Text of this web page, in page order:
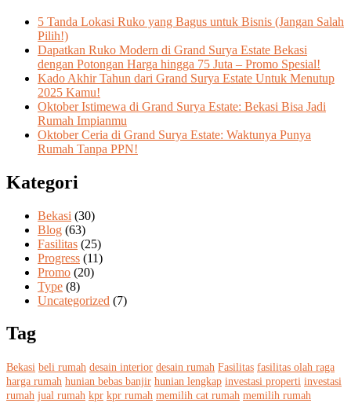
5 Tanda Lokasi Ruko yang Bagus untuk Bisnis (Jangan Salah
Pilih!)
Dapatkan Ruko Modern di Grand Surya Estate Bekasi
dengan Potongan Harga hingga 75 Juta – Promo Spesial!
Kado Akhir Tahun dari Grand Surya Estate Untuk Menutup
2025 Kamu!
Oktober Istimewa di Grand Surya Estate: Bekasi Bisa Jadi
Rumah Impianmu
Oktober Ceria di Grand Surya Estate: Waktunya Punya
Rumah Tanpa PPN!
Kategori
Bekasi (30)
Blog (63)
Fasilitas (25)
Progress (11)
Promo (20)
Type (8)
Uncategorized (7)
Tag
Bekasi beli rumah desain interior desain rumah Fasilitas fasilitas olah raga
harga rumah hunian bebas banjir hunian lengkap investasi properti investasi
rumah jual rumah kpr kpr rumah memilih cat rumah memilih rumah